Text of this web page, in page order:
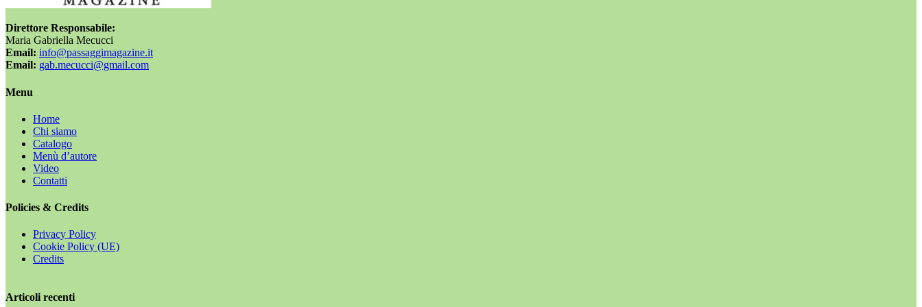
Direttore Responsabile:
Maria Gabriella Mecucci
Email: info@passaggimagazine.it
Email: gab.mecucci@gmail.com
Menu
Home
Chi siamo
Catalogo
Menù d’autore
Video
Contatti
Policies & Credits
Privacy Policy
Cookie Policy (UE)
Credits
Articoli recenti